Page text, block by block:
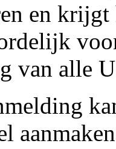
en
van alle